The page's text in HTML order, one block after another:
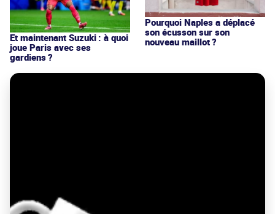
Et maintenant Suzuki : à quoi
joue Paris avec ses
gardiens ?
Pourquoi Naples a déplacé
son écusson sur son
nouveau maillot ?